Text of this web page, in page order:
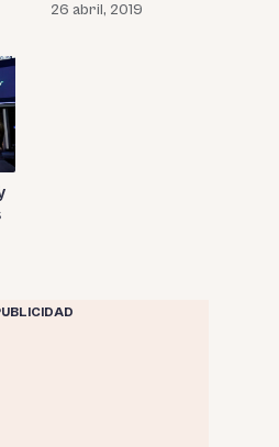
26 abril, 2019